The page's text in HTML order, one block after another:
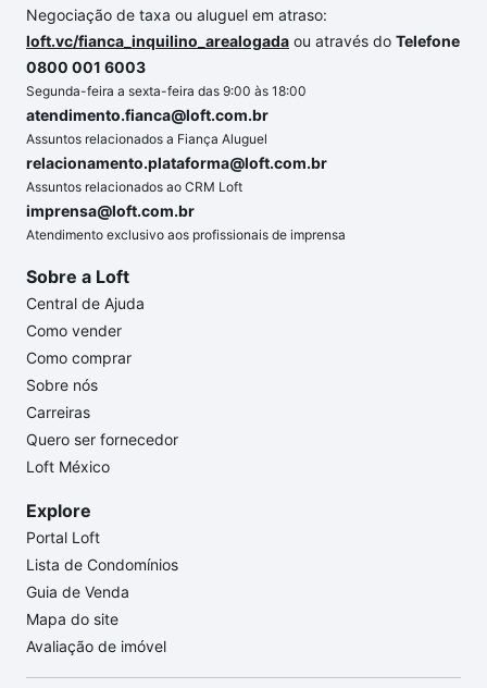
Negociação de taxa ou aluguel em atraso:
loft.vc/fianca_inquilino_arealogada ou através do Telefone
0800 001 6003
Segunda-feira a sexta-feira das 9:00 às 18:00
atendimento.fianca@loft.com.br
Assuntos relacionados a Fiança Aluguel
relacionamento.plataforma@loft.com.br
Assuntos relacionados ao CRM Loft
imprensa@loft.com.br
Atendimento exclusivo aos profissionais de imprensa
Sobre a Loft
Central de Ajuda
Como vender
Como comprar
Sobre nós
Carreiras
Quero ser fornecedor
Loft México
Explore
Portal Loft
Lista de Condomínios
Guia de Venda
Mapa do site
Avaliação de imóvel